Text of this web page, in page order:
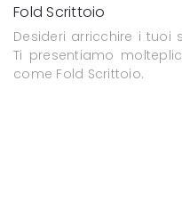
Fold Scrittoio
Desideri arricchire i tuoi
Ti presentiamo
come Fold Scrittoio.